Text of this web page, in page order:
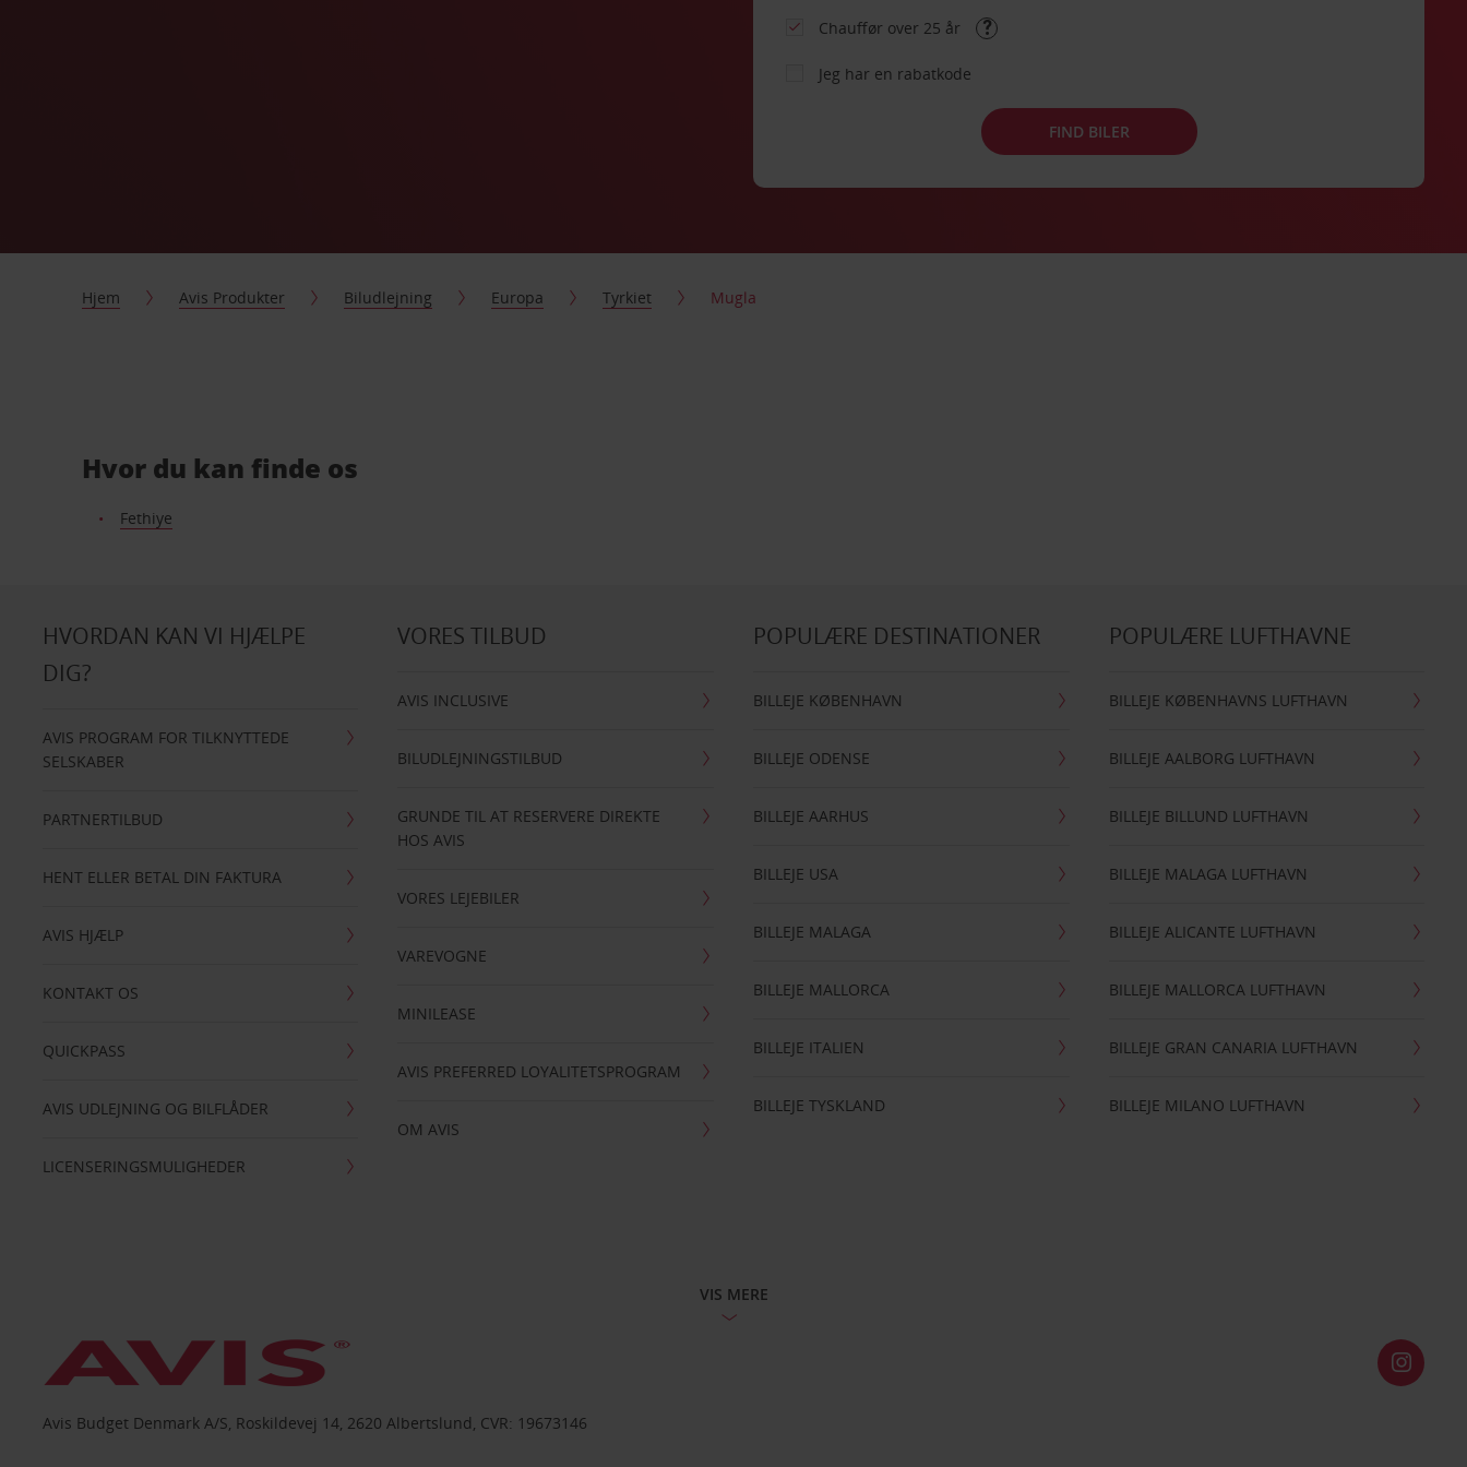
Chauffør over 25 år
Jeg har en rabatkode
FIND BILER
Hjem Avis Produkter Biludlejning Europa Tyrkiet Mugla
Hvor du kan finde os
Fethiye
HVORDAN KAN VI HJÆLPE
DIG?
AVIS PROGRAM FOR TILKNYTTEDE
SELSKABER
PARTNERTILBUD
HENT ELLER BETAL DIN FAKTURA
AVIS HJÆLP
KONTAKT OS
QUICKPASS
AVIS UDLEJNING OG BILFLÅDER
LICENSERINGSMULIGHEDER
VORES TILBUD
AVIS INCLUSIVE
BILUDLEJNINGSTILBUD
GRUNDE TIL AT RESERVERE DIREKTE
HOS AVIS
VORES LEJEBILER
VAREVOGNE
MINILEASE
AVIS PREFERRED LOYALITETSPROGRAM
OM AVIS
POPULÆRE DESTINATIONER
BILLEJE KØBENHAVN
BILLEJE ODENSE
BILLEJE AARHUS
BILLEJE USA
BILLEJE MALAGA
BILLEJE MALLORCA
BILLEJE ITALIEN
BILLEJE TYSKLAND
POPULÆRE LUFTHAVNE
BILLEJE KØBENHAVNS LUFTHAVN
BILLEJE AALBORG LUFTHAVN
BILLEJE BILLUND LUFTHAVN
BILLEJE MALAGA LUFTHAVN
BILLEJE ALICANTE LUFTHAVN
BILLEJE MALLORCA LUFTHAVN
BILLEJE GRAN CANARIA LUFTHAVN
BILLEJE MILANO LUFTHAVN
VIS MERE
Avis Budget Denmark A/S, Roskildevej 14, 2620 Albertslund, CVR: 19673146